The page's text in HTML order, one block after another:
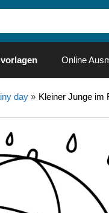
Online
day» Kleiner Junge im